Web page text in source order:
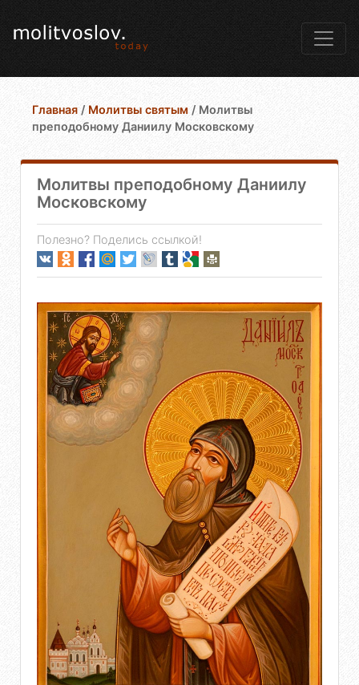
Главная / Молитвы святым / Молитвы
преподобному Даниилу Московскому
Молитвы преподобному Даниилу
Московскому
Полезно? Поделись ссылкой!